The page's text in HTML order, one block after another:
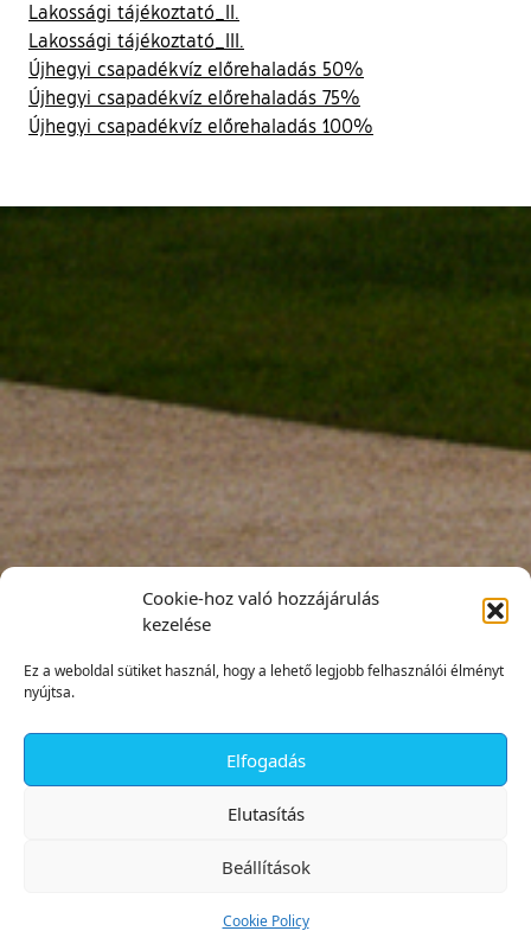
Cookie-hoz való hozzájárulás
kezelése
Ez a weboldal sütiket használ, hogy a lehető legjobb felhasználói élményt
nyújtsa.
Elfogadás
Elutasítás
Beállítások
Cookie Policy
Lakossági tájékoztató_II.
Lakossági tájékoztató_III.
Újhegyi csapadékvíz előrehaladás 50%
Újhegyi csapadékvíz előrehaladás 75%
Újhegyi csapadékvíz előrehaladás 100%
✕